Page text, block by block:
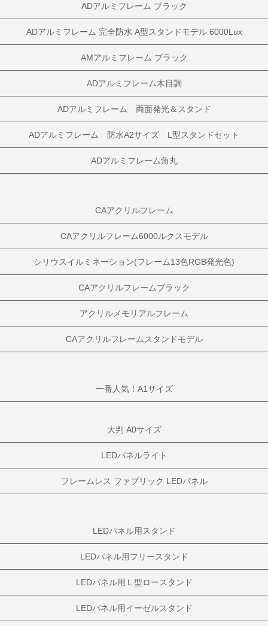
ADアルミフレーム ブラック
ADアルミフレーム 完全防水 A型スタンドモデル 6000Lux
AMアルミフレーム ブラック
ADアルミフレーム木目調
ADアルミフレーム 両面発光＆スタンド
ADアルミフレーム 防水A2サイズ L型スタンドセット
ADアルミフレーム角丸
CAアクリルフレーム
CAアクリルフレーム6000ルクスモデル
シリウスイルミネーション(フレーム13色RGB発光色)
CAアクリルフレームブラック
アクリルメモリアルフレーム
CAアクリルフレームスタンドモデル
一番人気！A1サイズ
大判 A0サイズ
LEDパネルライト
フレームレス ファブリック LEDパネル
LEDパネル用スタンド
LEDパネル用フリースタンド
LEDパネル用Ｌ型ロースタンド
LEDパネル用イーゼルスタンド